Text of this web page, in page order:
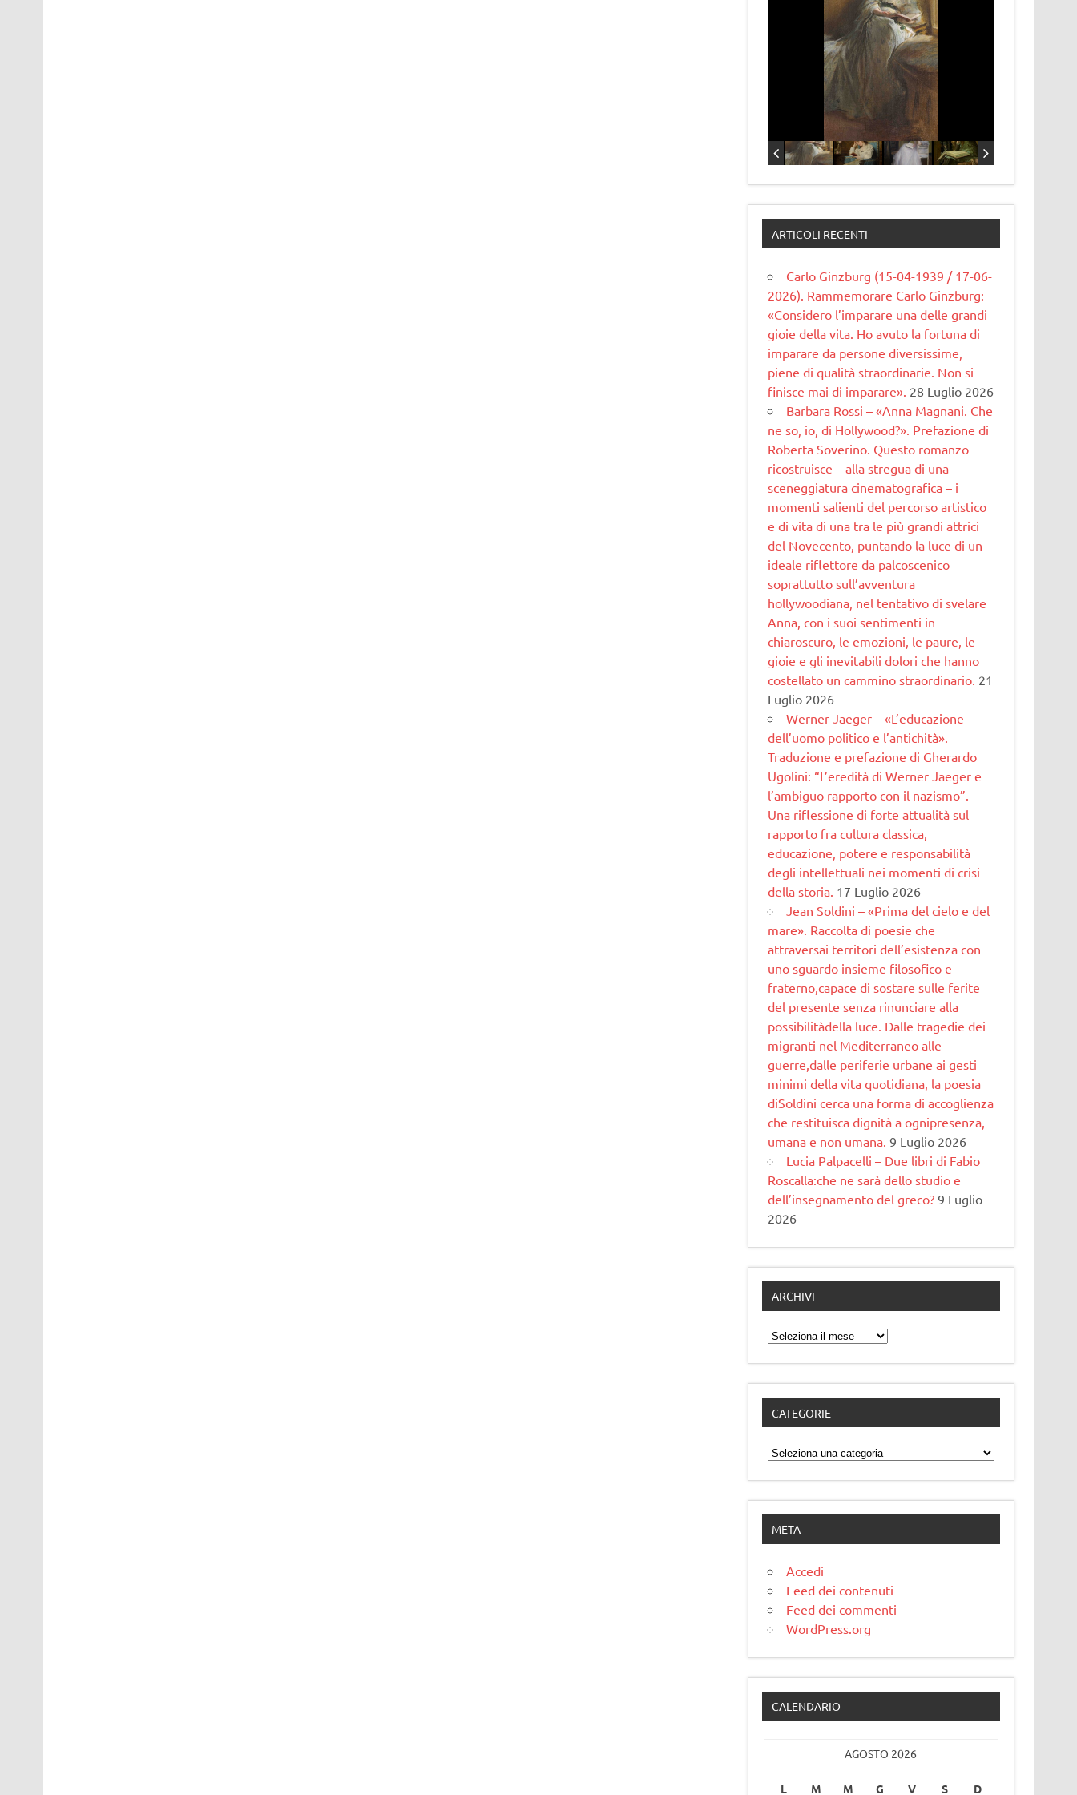
ARTICOLI RECENTI
Carlo Ginzburg (15-04-1939 / 17-06-
2026). Rammemorare Carlo Ginzburg:
«Considero l’imparare una delle grandi
gioie della vita. Ho avuto la fortuna di
imparare da persone diversissime,
piene di qualità straordinarie. Non si
finisce mai di imparare». 28 Luglio 2026
Barbara Rossi – «Anna Magnani. Che
ne so, io, di Hollywood?». Prefazione di
Roberta Soverino. Questo romanzo
ricostruisce – alla stregua di una
sceneggiatura cinematogra­fica – i
momenti salienti del percorso artistico
e di vita di una tra le più grandi attrici
del Novecento, puntando la luce di un
ideale riflettore da palcoscenico
soprattutto sull’avventura
hollywoodiana, nel tentativo di svelare
Anna, con i suoi sentimenti in
chiaroscuro, le emozioni, le paure, le
gioie e gli inevitabili dolori che hanno
costellato un cammino straordinario. 21
Luglio 2026
Werner Jaeger – «L’educazione
dell’uomo politico e l’antichità».
Traduzione e prefazione di Gherardo
Ugolini: “L’eredità di Werner Jaeger e
l’ambiguo rapporto con il nazismo”.
Una riflessione di forte attualità sul
rapporto fra cultura classica,
educazione, potere e responsabilità
degli intellettuali nei momenti di crisi
della storia. 17 Luglio 2026
Jean Soldini – «Prima del cielo e del
mare». Raccolta di poesie che
attraversai territori dell’esistenza con
uno sguardo insieme filosofico e
fraterno,capace di sostare sulle ferite
del presente senza rinunciare alla
possibilitàdella luce. Dalle tragedie dei
migranti nel Mediterraneo alle
guerre,dalle periferie urbane ai gesti
minimi della vita quotidiana, la poesia
diSoldini cerca una forma di accoglienza
che restituisca dignità a ognipresenza,
umana e non umana. 9 Luglio 2026
Lucia Palpacelli – Due libri di Fabio
Roscalla:che ne sarà dello studio e
dell’insegnamento del greco? 9 Luglio
2026
ARCHIVI
Archivi
CATEGORIE
Categorie
META
Accedi
Feed dei contenuti
Feed dei commenti
WordPress.org
CALENDARIO
AGOSTO 2026
L M M G V S D